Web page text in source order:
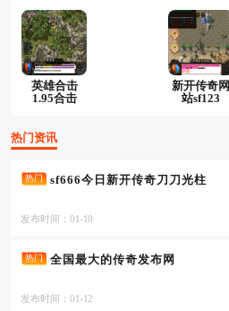
英雄合击
1.95合击
新开传奇网
站sf123
热门资讯
热门 sf666今日新开传奇刀刀光柱
发布时间：01-10
热门 全国最大的传奇发布网
发布时间：01-12